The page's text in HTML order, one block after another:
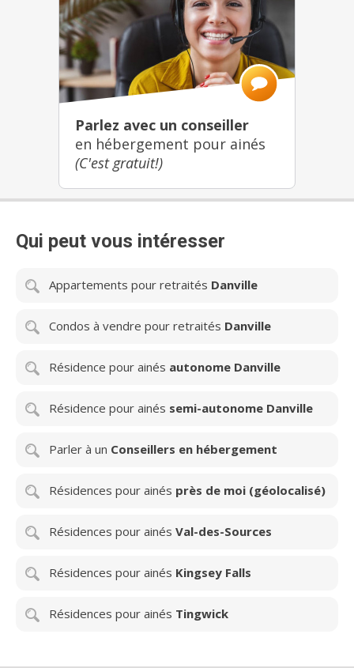
Parlez avec un conseiller
en hébergement pour ainés
(C'est gratuit!)
Qui peut vous intéresser
Appartements pour retraités Danville
Condos à vendre pour retraités Danville
Résidence pour ainés autonome Danville
Résidence pour ainés semi-autonome Danville
Parler à un Conseillers en hébergement
Résidences pour ainés près de moi (géolocalisé)
Résidences pour ainés Val-des-Sources
Résidences pour ainés Kingsey Falls
Résidences pour ainés Tingwick